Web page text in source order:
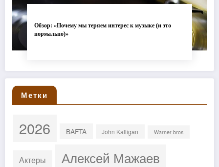
Обзор: «Почему мы теряем интерес к музыке (и это
нормально)»
Метки
2026 BAFTA John Kalligan Warner bros
Актеры Алексей Мажаев